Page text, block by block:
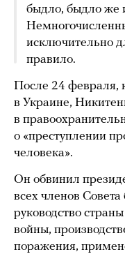
быдло, быдло же
исключительно
правило.
После 24 февраля,
в Украине,
в
о «преступлении
человека».
Он обвинил
всех членов Совета
руководство
войны,
поражения,